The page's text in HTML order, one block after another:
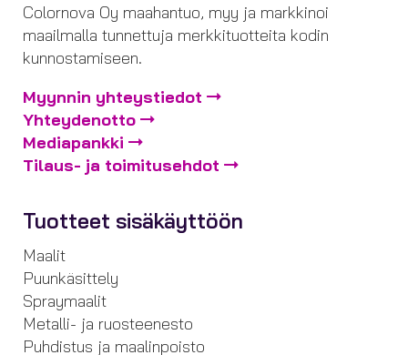
Colornova Oy maahantuo, myy ja markkinoi
maailmalla tunnettuja merkkituotteita kodin
kunnostamiseen.
Myynnin yhteystiedot
Yhteydenotto
Mediapankki
Tilaus- ja toimitusehdot
Tuotteet sisäkäyttöön
Maalit
Puunkäsittely
Spraymaalit
Metalli- ja ruosteenesto
Puhdistus ja maalinpoisto